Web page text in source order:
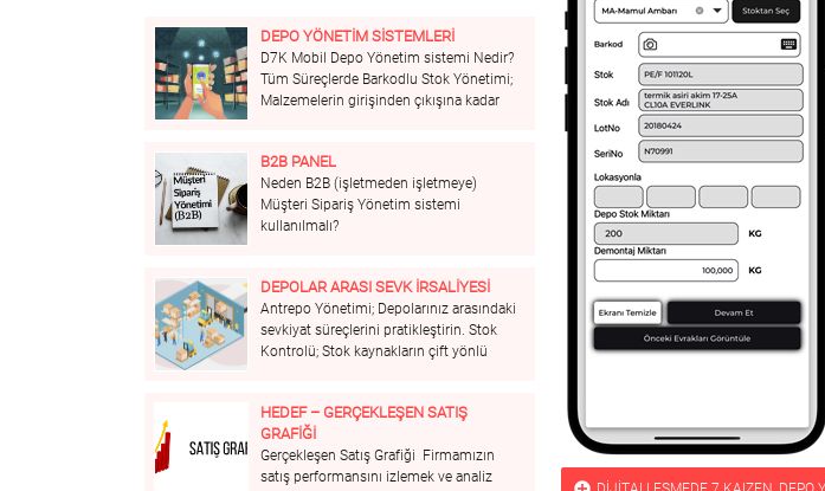
DEPO YÖNETIM SISTEMLERI
D7K Mobil Depo Yönetim sistemi Nedir?
Tüm Süreçlerde Barkodlu Stok Yönetimi;
Malzemelerin girişinden çıkışına kadar
etiketlenerek kimliğine kavuşturulur ve
dinamik adresleyerek üretimin malzeme
taleplerini ve sevkiyatın yönetimini
kolaylaştırır. İzlenebilirlik; Ürünlerin tüm
B2B PANEL
Neden B2B (işletmeden işletmeye)
Müşteri Sipariş Yönetim sistemi
kullanılmalı?
DEPOLAR ARASI SEVK İRSALIYESI
Antrepo Yönetimi; Depolarınız arasındaki
sevkiyat süreçlerini pratikleştirin. Stok
Kontrolü; Stok kaynakların çift yönlü
irsaliyeniz GİB’ e gönderim için hazır.
HEDEF – GERÇEKLEŞEN SATIŞ
GRAFİĞİ
Gerçekleşen Satış Grafiği Firmamızın
satış performansını izlemek ve analiz